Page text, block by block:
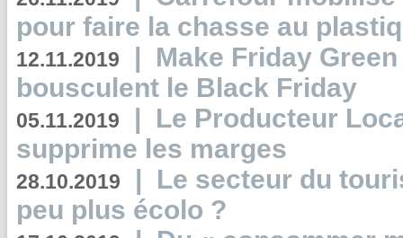
pour faire la chasse au
12.11.2019 | Make Friday
bousculent le Black Friday
05.11.2019 | Le Producteur
supprime les marges
28.10.2019 | Le secteur du
peu plus écolo ?